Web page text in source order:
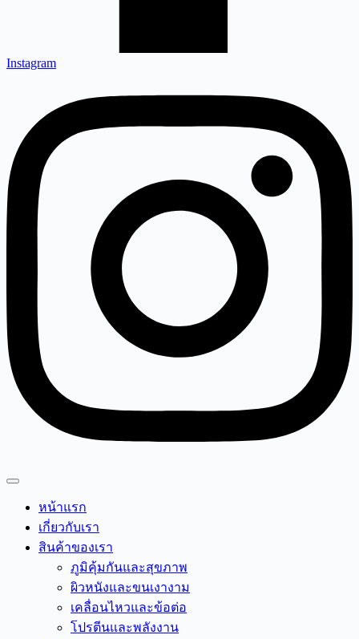
Instagram
หน้าแรก
เกี่ยวกับเรา
สินค้าของเรา
ภูมิคุ้มกันและสุขภาพ
ผิวหนังและขนเงางาม
เคลื่อนไหวและข้อต่อ
โปรตีนและพลังงาน